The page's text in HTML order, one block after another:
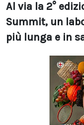
Al via la 2°
Summit, un
più lunga e in